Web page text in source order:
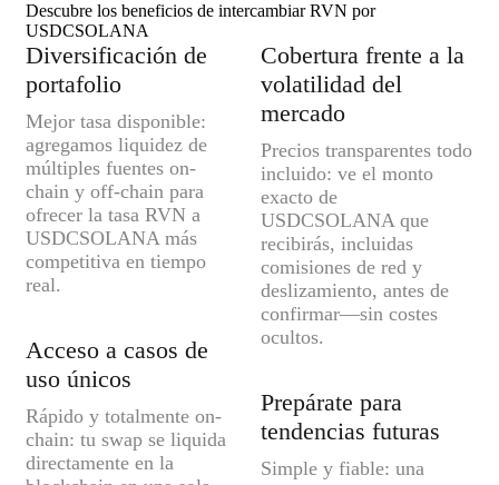
Descubre los beneficios de intercambiar RVN por
USDCSOLANA
Diversificación de
portafolio
Mejor tasa disponible:
agregamos liquidez de
múltiples fuentes on-
chain y off-chain para
ofrecer la tasa RVN a
USDCSOLANA más
competitiva en tiempo
real.
Acceso a casos de
uso únicos
Rápido y totalmente on-
chain: tu swap se liquida
directamente en la
Cobertura frente a la
volatilidad del
mercado
Precios transparentes todo
incluido: ve el monto
exacto de
USDCSOLANA que
recibirás, incluidas
comisiones de red y
deslizamiento, antes de
confirmar—sin costes
ocultos.
Prepárate para
tendencias futuras
Simple y fiable: una